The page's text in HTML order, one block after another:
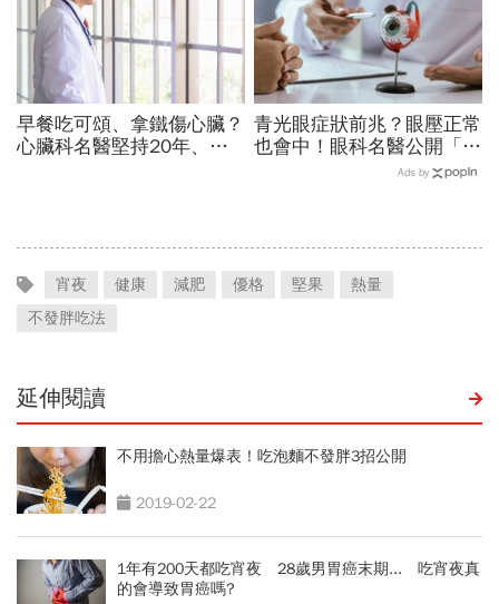
早餐吃可頌、拿鐵傷心臟？
心臟科名醫堅持20年、早
青光眼症狀前兆？眼壓正常
也會中！眼科名醫公開「護
眼飲食＋自我檢測3步
Ads by
宵夜 健康 減肥 優格 堅果
熱量
不發胖吃法
延伸閱讀
不用擔心熱量爆表！吃泡麵不發胖3招公開
2019-02-22
1年有200天都吃宵夜 28歲男胃癌末期... 吃宵夜真
的會導致胃癌嗎?